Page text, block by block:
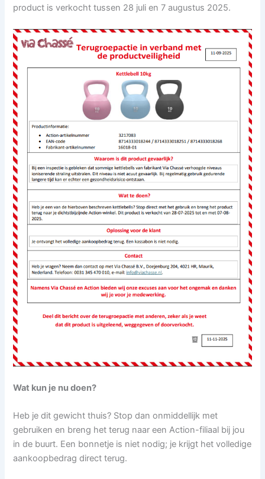
product is verkocht tussen 28 juli en 7 augustus 2025.
Wat kun je nu doen?
Heb je dit gewicht thuis? Stop dan onmiddellijk met
gebruiken en breng het terug naar een Action-filiaal bij jou
in de buurt. Een bonnetje is niet nodig; je krijgt het volledige
aankoopbedrag direct terug.